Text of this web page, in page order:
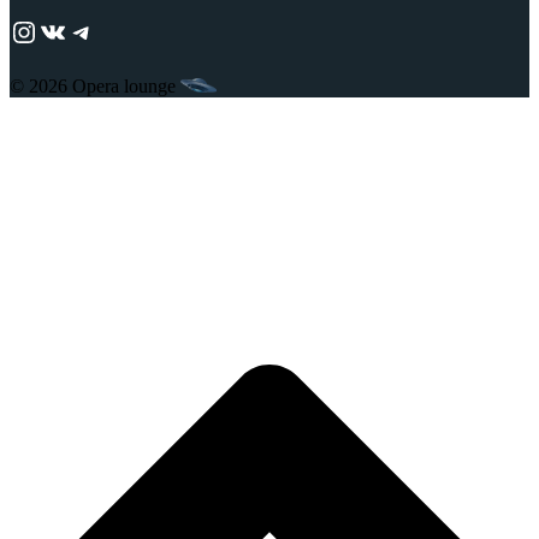
https://www.instagram.com/adjika_perm/
ВКонтакте
Telegram
© 2026 Opera lounge